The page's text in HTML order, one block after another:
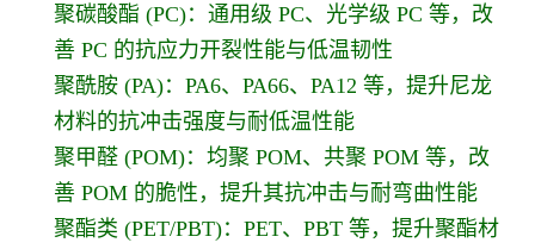
聚碳酸酯 (PC)：通用级 PC、光学级 PC 等，改
善 PC 的抗应力开裂性能与低温韧性
聚酰胺 (PA)：PA6、PA66、PA12 等，提升尼龙
材料的抗冲击强度与耐低温性能
聚甲醛 (POM)：均聚 POM、共聚 POM 等，改
善 POM 的脆性，提升其抗冲击与耐弯曲性能
聚酯类 (PET/PBT)：PET、PBT 等，提升聚酯材